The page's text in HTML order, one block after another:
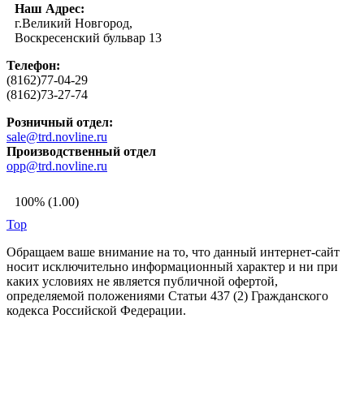
Наш Адрес:
г.Великий Новгород,
Воскресенский бульвар 13
Телефон:
(8162)77-04-29
(8162)73-27-74
Розничный отдел:
sale@trd.novline.ru
Производственный отдел
opp@trd.novline.ru
100% (1.00)
Top
Обращаем ваше внимание на то, что данный интернет-сайт
носит исключительно информационный характер и ни при
каких условиях не является публичной офертой,
определяемой положениями Статьи 437 (2) Гражданского
кодекса Российской Федерации.